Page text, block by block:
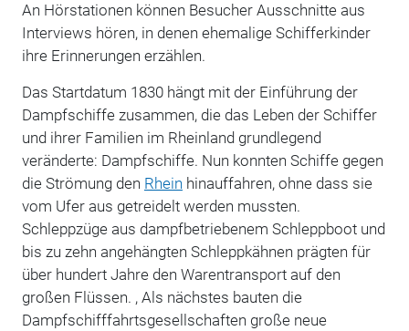
An Hörstationen können Besucher Ausschnitte aus
Interviews hören, in denen ehemalige Schifferkinder
ihre Erinnerungen erzählen.
Das Startdatum 1830 hängt mit der Einführung der
Dampfschiffe zusammen, die das Leben der Schiffer
und ihrer Familien im Rheinland grundlegend
veränderte: Dampfschiffe. Nun konnten Schiffe gegen
die Strömung den Rhein hinauffahren, ohne dass sie
vom Ufer aus getreidelt werden mussten.
Schleppzüge aus dampfbetriebenem Schleppboot und
bis zu zehn angehängten Schleppkähnen prägten für
über hundert Jahre den Warentransport auf den
großen Flüssen. , Als nächstes bauten die
Dampfschifffahrtsgesellschaften große neue